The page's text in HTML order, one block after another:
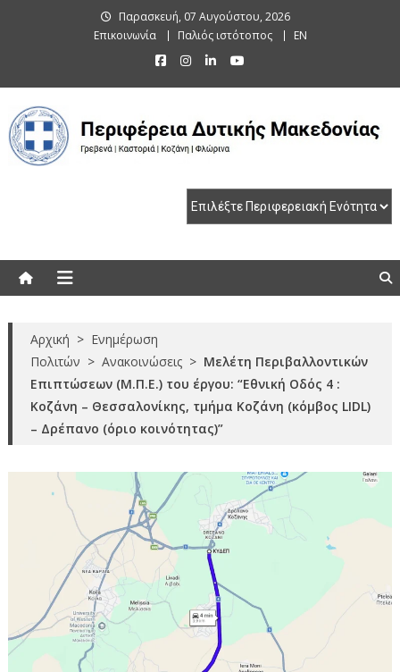
Παρασκευή, 07 Αυγούστου, 2026
Επικοινωνία
Παλιός ιστότοπος EN
Αρχική > Ενημέρωση
Πολιτών > Ανακοινώσεις > Μελέτη Περιβαλλοντικών
Επιπτώσεων (Μ.Π.Ε.) του έργου: “Εθνική Οδός 4 :
Κοζάνη – Θεσσαλονίκης, τμήμα Κοζάνη (κόμβος LIDL)
– Δρέπανο (όριο κοινότητας)”